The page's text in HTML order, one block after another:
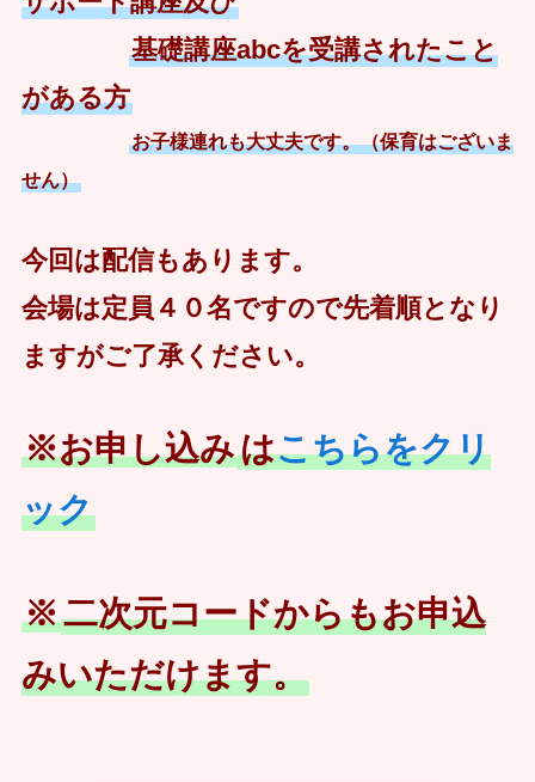
基礎講座abcを受講されたこと
がある方
お子様連れも大丈夫です。（保育はございま
せん）
今回は配信もあります。
会場は定員４０名ですので先着順となり
ますがご了承ください。
※お申し込みはこちらをクリ
ック
※二次元コードからもお申込
みいただけます。